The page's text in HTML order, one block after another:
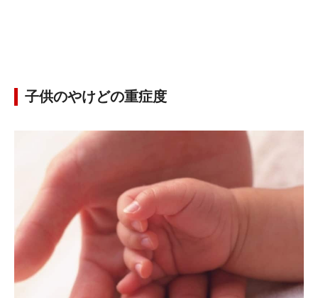
子供のやけどの重症度